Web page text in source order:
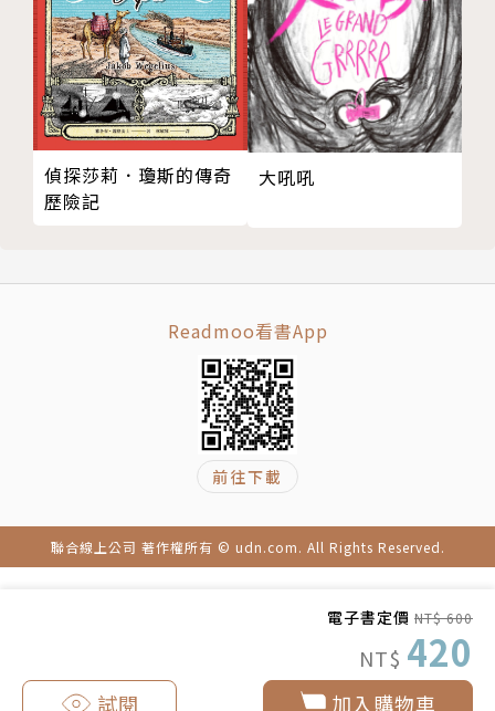
電子書定價 NT$ 600
NT$ 420
加入購物車
試閱
詩、劇本、小說、詩kiau囡á歌。Phah-sǹg盡一世人ê
性命chhui-sak台語文化，beh hō͘台語永遠tī lán ê土
地seⁿ-thòaⁿ。
鹽分地帶台語文創作者。成功大學台灣文學研究所碩
士。台灣說唱藝術工作室藝術總監。台文筆會理事。堅
心用台語記錄咱的歷史、地土，作品有歌仔史詩、劇
作曲／鍾尚軒 Chiong Siōng-hian
國立台南藝術大學應用音樂系畢業，現職音樂工作者。
高中ê時上大ê趣味tō是tī Youtube頂koân chhiau-ch
hōe m̄-bat聽過ê音樂，bô-gî-gō͘ soah 行入音樂chit
條路。Kah-ì觀察生活sì-kho͘-liàn-tńg ê聲音，試māi
囡á歌，ná寫ná想像囡á兄姊聽tio̍h chia囡á歌ê反應，
是真趣味ê經驗。
國立台南藝術大學應用音樂系畢業，現職音樂工作者。
高中時最大的樂趣就是在Youtube上挖掘沒聽過的音
樂，誤打誤撞走上音樂這條路。喜歡觀察生活周遭的各
偵探莎莉．瓊斯的傳奇
歷險記
大吼吼
Readmoo看書App
前往下載
聯合線上公司 著作權所有 © udn.com. All Rights Reserved.